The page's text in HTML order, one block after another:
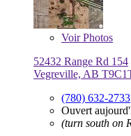
VoirPhotos
52432 Range Rd 154
Vegreville, AB
(780) 632-2733
Ouvert
(turn south on